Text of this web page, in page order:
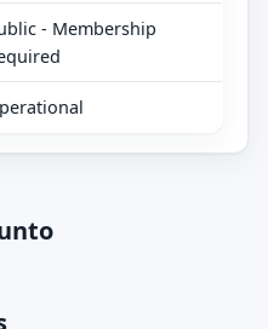
- Membership